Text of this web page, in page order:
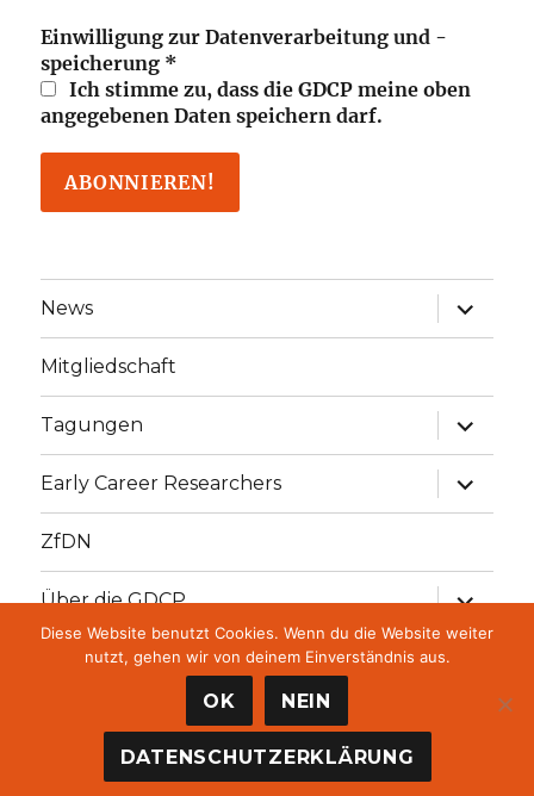
Einwilligung zur Datenverarbeitung und -
speicherung *
Ich stimme zu, dass die GDCP meine oben
angegebenen Daten speichern darf.
News
öffnen
Mitgliedschaft
Tagungen
öffnen
Early Career Researchers
öffnen
ZfDN
Über die GDCP
GDCP Stiftung
öffnen
Datenschutzvereinbarungen
Stolz präsentiert
von WordPress
Diese Website benutzt Cookies. Wenn du die Website weiter
nutzt, gehen wir von deinem Einverständnis aus.
OK NEIN
DATENSCHUTZERKLÄRUNG